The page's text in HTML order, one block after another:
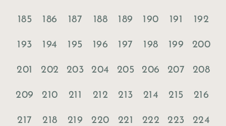
185 186 187 188 189 190 191 192
193 194 195 196 197 198 199 200
201 202 203 204 205 206 207 208
209 210 211 212 213 214 215 216
217 218 219 220 221 222 223 224